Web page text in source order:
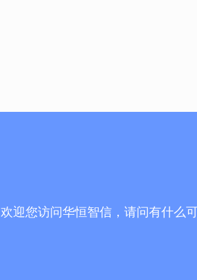
欢迎您访问华恒智信，请问有什么